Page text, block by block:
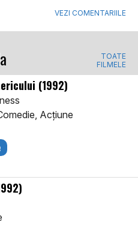
VEZI COMENTARIILE
TOATE
FILMELE
(1992)
Acţiune